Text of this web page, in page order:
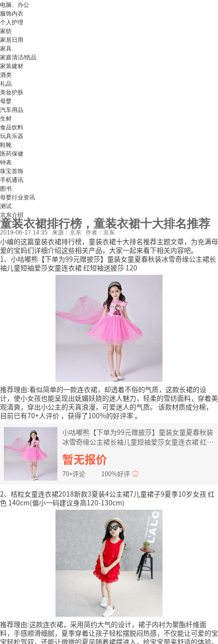
电脑、办公
服饰内衣
个人护理
家纺
家居日用
家具
家庭清洁/纸品
家装建材
酒类
礼品
美妆护肤
母婴
汽车用品
生鲜
食品饮料
玩具乐器
鞋靴
医药保健
钟表
珠宝首饰
手机通讯
图书
母婴行业资讯
测试
京东介绍
童装衣裙排行榜，童装衣裙十大排名推荐
2019-06-17 14:35 来源：京东 作者：京东
小编的这篇童装衣裙排行榜，童装衣裙十大排名推荐主题文章，为充满母
爱的宝妈们详细介绍这些相关产品，大家一起来看下相关内容吧。
1、小咕嘟熊【下单为99元赠披莎】童装女童夏春秋装冰雪奇缘公主裙长
袖儿童短袖爱莎女童连衣裙 红短袖送披莎 120
推荐理由:看似简单的一款连衣裙，却透着不俗的气质，这款长裙的设
计，使小女孩也能呈现出妩媚妖娆的迷人魅力，轻柔的雪纺面料，穿着美
观清爽，穿出小公主的天真浪漫，可爱迷人的气质。 该款材质成分棉，
目前已有70+人评价 ，获得了100%的好评率。
小咕嘟熊【下单为99元赠披莎】童装女童夏春秋装
冰雪奇缘公主裙长袖儿童短袖爱莎女童连衣裙 红短
袖送披莎 120
暂无报价
70+评论 100%好评
2、桔粒女童连衣裙2018新款3夏装4公主裙7儿童裙子9夏季10岁女孩 红
色 140cm(偏小一码建议身高120-130cm)
推荐理由:这款连衣裙，采用简约大气的设计，裙子内衬为聚酯纤维面
料，手感顺滑细腻，夏季穿着让孩子轻松摆脱闷热感，不仅能让可爱的宝
宝轻松驾驭，还能让微微的夏风随着裙摆进入，给宝宝带来舒适的体验。